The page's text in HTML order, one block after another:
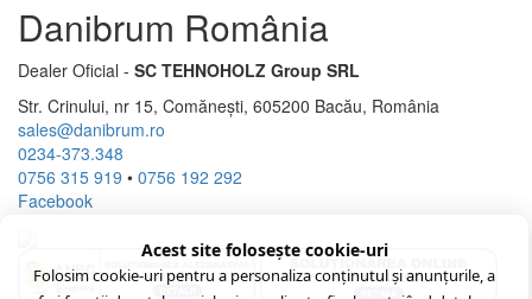
Danibrum România
Dealer Oficial - SC TEHNOHOLZ Group SRL
Str. Crinului, nr 15, Comănești, 605200 Bacău, România
sales@danibrum.ro
0234-373.348
0756 315 919 • 0756 192 292
Facebook
Acest site folosește cookie-uri
Folosim cookie-uri pentru a personaliza conținutul și anunțurile, a